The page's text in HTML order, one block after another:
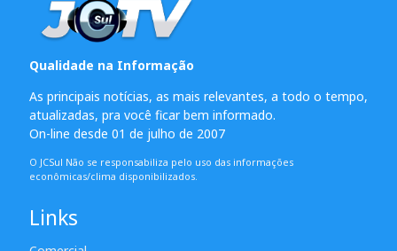
Qualidade na Informação
As principais notícias, as mais relevantes, a todo o tempo,
atualizadas, pra você ficar bem informado.
On-line desde 01 de julho de 2007
O JCSul Não se responsabiliza pelo uso das informações
econômicas/clima disponibilizados.
Links